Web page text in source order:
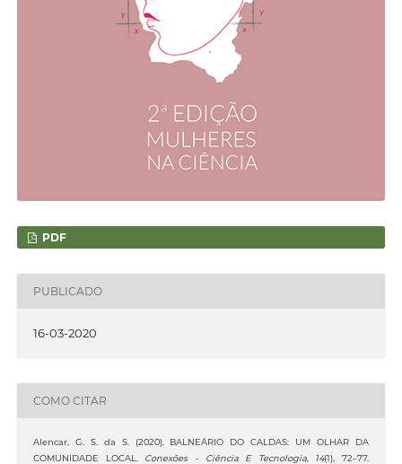
PDF
PUBLICADO
16-03-2020
COMO CITAR
Alencar, G. S. da S. (2020). BALNEÁRIO DO CALDAS: UM OLHAR DA
COMUNIDADE LOCAL. Conexões - Ciência E Tecnologia, 14(1), 72–77.